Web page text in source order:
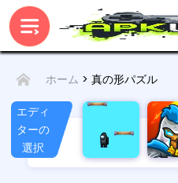
ホーム > 真の形パズル
エディ
ターの
選択